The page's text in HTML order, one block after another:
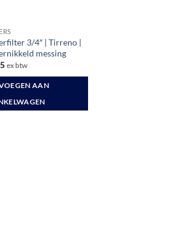
3/4″ | Tirreno |
messing
Huidige
is:
€ 59,25.
ex btw
AAN